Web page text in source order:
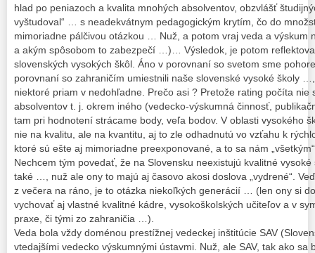
hlad po peniazoch a kvalita mnohých absolventov, obzvlášť
vyštudoval“ … s neadekvátnym pedagogickým krytím, čo do
mimoriadne pálčivou otázkou … Nuž, a potom vraj veda a výskum
a akým spôsobom to zabezpečí …)… Výsledok, je potom
slovenských vysokých škôl. Áno v porovnaní so svetom sme
porovnaní so zahraničím umiestnili naše slovenské vysoké školy
niektoré priam v nedohľadne. Prečo asi ? Pretože rating počíta nie
absolventov t. j. okrem iného (vedecko-výskumná činnosť,
tam pri hodnotení strácame body, veľa bodov. V oblasti vysokého
nie na kvalitu, ale na kvantitu, aj to zle odhadnutú vo vzťahu k
ktoré sú ešte aj mimoriadne preexponované, a to sa nám
Nechcem tým povedať, že na Slovensku neexistujú kvalitné
také …, nuž ale ony to majú aj časovo akosi doslova „vydrené“.
z večera na ráno, je to otázka niekoľkých generácií … (len ony si
vychovať aj vlastné kvalitné kádre, vysokoškolských učiteľov a v
praxe, či tými zo zahraničia …).
Veda bola vždy doménou prestížnej vedeckej inštitúcie SAV
vtedajšími vedecko výskumnými ústavmi. Nuž, ale SAV, tak ako sa